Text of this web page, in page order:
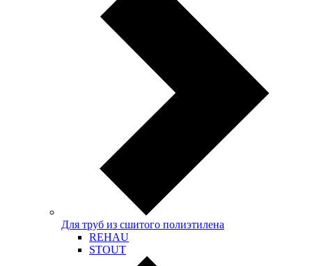
Для труб из сшитого полиэтилена
REHAU
STOUT